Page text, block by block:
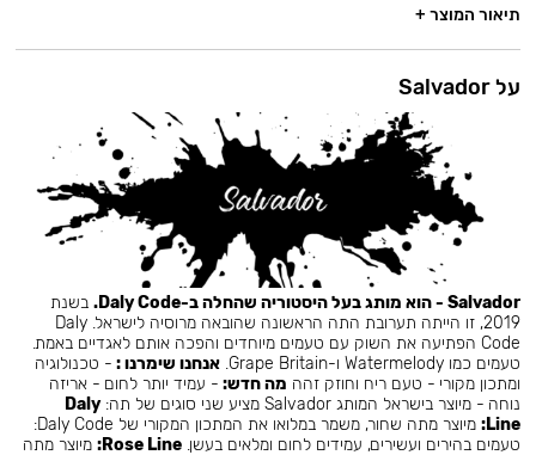
תיאור המוצר +
על Salvador
Salvador - הוא מותג בעל היסטוריה שהחלה ב-Daly Code.
בשנת
2019, זו הייתה תערובת התה הראשונה שהובאה מרוסיה לישראל. Daly
Code הפתיעה את השוק עם טעמים מיוחדים והפכה אותם לאגדיים באמת.
טעמים כמו Watermelody ו-Grape Britain.
אנחנו שימרנו : - טכנולוגיה
ומתכון מקורי - טעם ריח וחוזק זהה מה חדש: - עמיד יותר לחום - אריזה
נוחה - מיוצר בישראל המותג Salvador מציע שני סוגים של תה:
Daly
Line:
מיוצר מתה שחור, משמר במלואו את המתכון המקורי של Daly Code:
טעמים בהירים ועשירים, עמידים לחום ומלאים בעשן.Rose Line: מיוצר מתה